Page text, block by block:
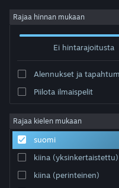
Kirjaudu sisään
Tietoa
Tuki
Vaihda kieli
Rajaa hinnan mukaan
Ei hintarajoitusta
Alennukset ja
Piilota ilmaispelit
Rajaa kielen mukaan
suomi
kiina (yksinkertaistettu)
kiina (perinteinen)
Julkaisija: Alexander Haase
Järjestelyperuste
0 tulosta vastaa hakuasi. 1 peli